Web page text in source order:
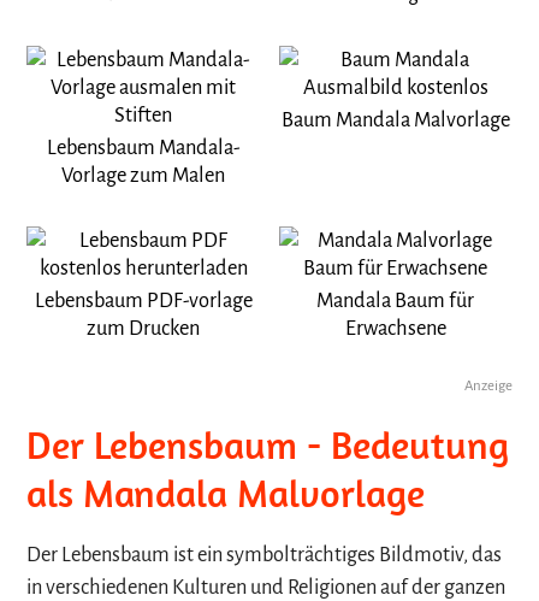
Lebensbaum Mandala-
Vorlage zum Malen
Baum Mandala Malvorlage
Lebensbaum PDF-vorlage
zum Drucken
Mandala Baum für
Erwachsene
Anzeige
Der Lebensbaum - Bedeutung
als Mandala Malvorlage
Der Lebensbaum ist ein symbolträchtiges Bildmotiv, das
in verschiedenen Kulturen und Religionen auf der ganzen